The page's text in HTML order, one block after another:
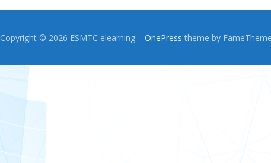
Copyright © 2026 ESMTC elearning – OnePress theme by